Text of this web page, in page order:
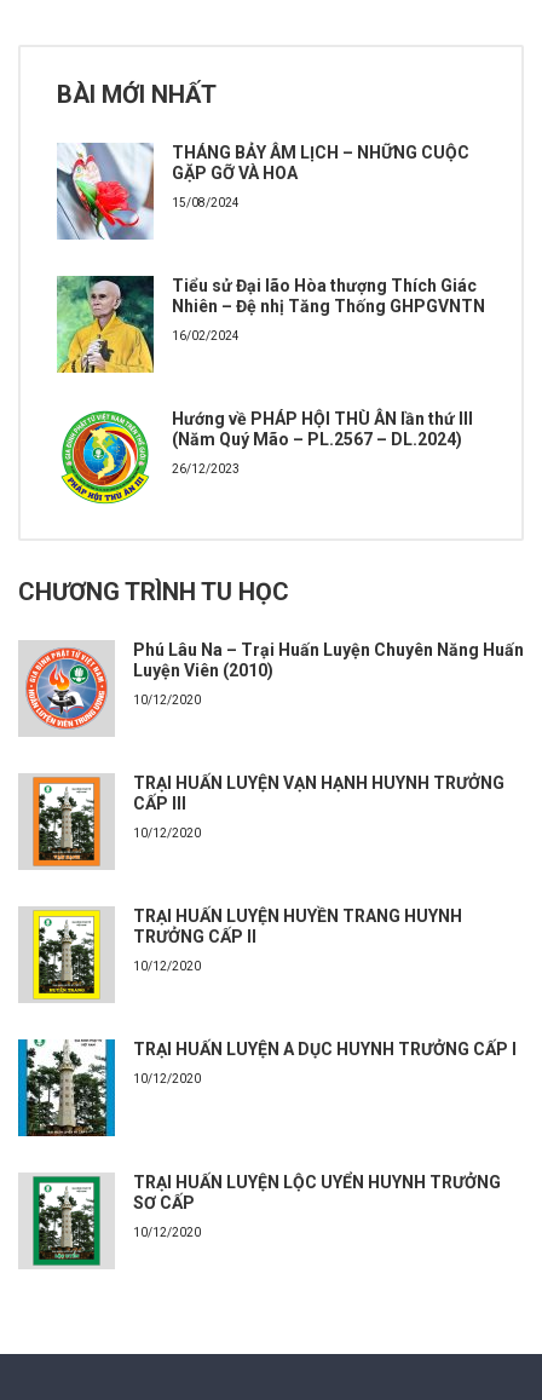
BÀI MỚI NHẤT
THÁNG BẢY ÂM LỊCH – NHỮNG CUỘC
GẶP GỠ VÀ HOA
15/08/2024
Tiểu sử Đại lão Hòa thượng Thích Giác
Nhiên – Đệ nhị Tăng Thống GHPGVNTN
16/02/2024
Hướng về PHÁP HỘI THÙ ÂN lần thứ III
(Năm Quý Mão – PL.2567 – DL.2024)
26/12/2023
CHƯƠNG TRÌNH TU HỌC
Phú Lâu Na – Trại Huấn Luyện Chuyên Năng Huấn
Luyện Viên (2010)
10/12/2020
TRẠI HUẤN LUYỆN VẠN HẠNH HUYNH TRƯỞNG
CẤP III
10/12/2020
TRẠI HUẤN LUYỆN HUYỀN TRANG HUYNH
TRƯỞNG CẤP II
10/12/2020
TRẠI HUẤN LUYỆN A DỤC HUYNH TRƯỞNG CẤP I
10/12/2020
TRẠI HUẤN LUYỆN LỘC UYỂN HUYNH TRƯỞNG
SƠ CẤP
10/12/2020